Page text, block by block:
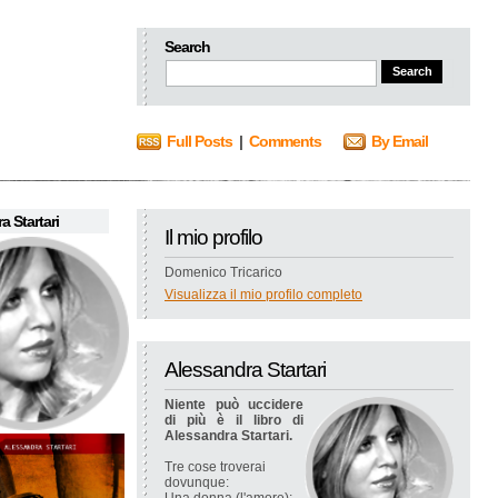
Search
Full Posts| Comments By Email
Startari
Il mio profilo
Domenico Tricarico
Visualizza il mio profilo completo
Alessandra Startari
Niente può uccidere
di più è il libro di
Alessandra Startari.
Tre cose troverai
dovunque: